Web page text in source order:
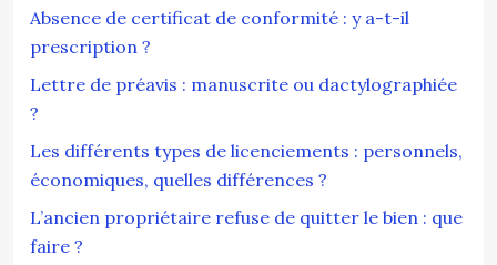
Absence de certificat de conformité : y a-t-il
prescription ?
Lettre de préavis : manuscrite ou dactylographiée
?
Les différents types de licenciements : personnels,
économiques, quelles différences ?
L’ancien propriétaire refuse de quitter le bien : que
faire ?